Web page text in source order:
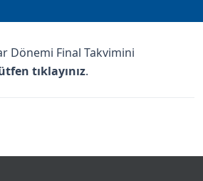
Dönemi Final Takvimini
tıklayınız.